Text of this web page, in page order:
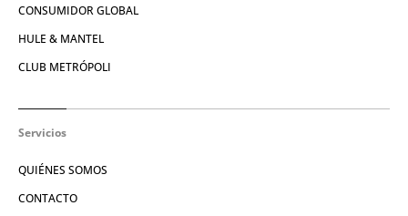
CONSUMIDOR GLOBAL
HULE & MANTEL
CLUB METRÓPOLI
Servicios
QUIÉNES SOMOS
CONTACTO